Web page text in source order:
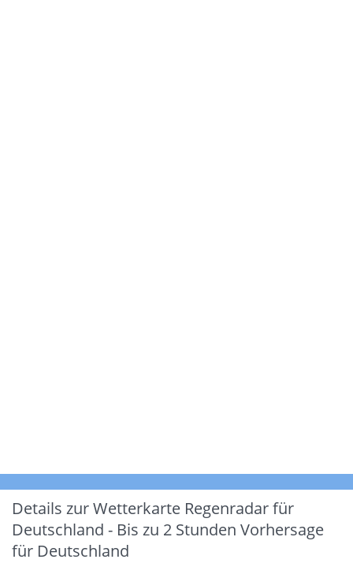
Details zur Wetterkarte Regenradar für
Deutschland - Bis zu 2 Stunden Vorhersage
für Deutschland